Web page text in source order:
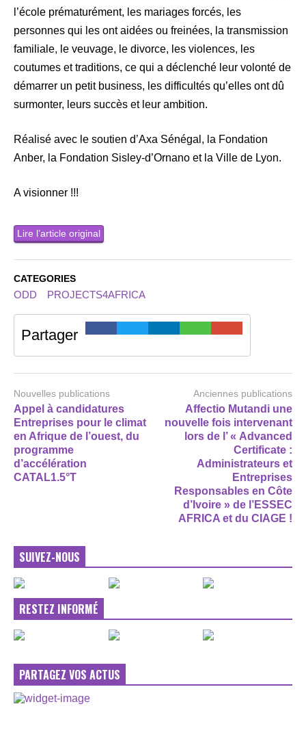
l’école prématurément, les mariages forcés, les
personnes qui les ont aidées ou freinées, la transmission
familiale, le veuvage, le divorce, les violences, les
coutumes et traditions, ce qui a déclenché leur volonté de
démarrer un petit business, les difficultés qu’elles ont dû
surmonter, leurs succès et leur ambition.
Réalisé avec le soutien d’Axa Sénégal, la Fondation
Anber, la Fondation Sisley-d’Ornano et la Ville de Lyon.
A visionner !!!
Lire l’article original
CATEGORIES
ODD PROJECTS4AFRICA
Partager
Nouvelles publications
Appel à candidatures
Entreprises pour le climat
en Afrique de l’ouest, du
programme
d’accélération
CATAL1.5°T
Anciennes publications
Affectio Mutandi une
nouvelle fois intervenant
lors de l’ « Advanced
Certificate :
Administrateurs et
Entreprises
Responsables en Côte
d’Ivoire » de l’ESSEC
AFRICA et du CIAGE !
SUIVEZ-NOUS
RESTEZ INFORMÉ
PARTAGEZ VOS ACTUS